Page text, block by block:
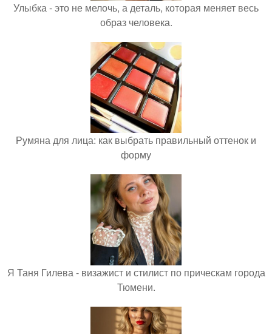
Улыбка - это не мелочь, а деталь, которая меняет весь
образ человека.
Румяна для лица: как выбрать правильный оттенок и
форму
Я Таня Гилева - визажист и стилист по прическам города
Тюмени.